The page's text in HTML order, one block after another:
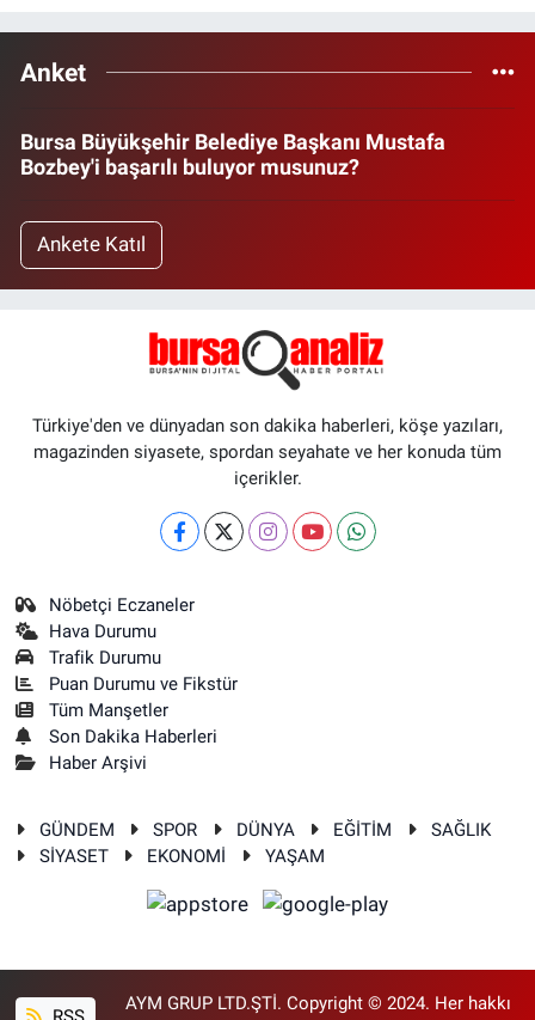
Anket
Bursa Büyükşehir Belediye Başkanı Mustafa
Bozbey'i başarılı buluyor musunuz?
Ankete Katıl
Türkiye'den ve dünyadan son dakika haberleri, köşe yazıları,
magazinden siyasete, spordan seyahate ve her konuda tüm
içerikler.
Nöbetçi Eczaneler
Hava Durumu
Trafik Durumu
Puan Durumu ve Fikstür
Tüm Manşetler
Son Dakika Haberleri
Haber Arşivi
GÜNDEM SPOR DÜNYA EĞİTİM
SAĞLIK
SİYASET
EKONOMİ YAŞAM
AYM GRUP LTD.ŞTİ. Copyright © 2024. Her hakkı